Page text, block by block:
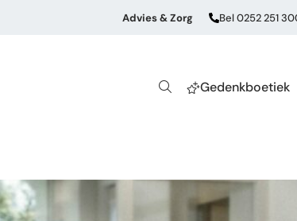
Advies & Zorg Bel 0252 251
Gedenkboetiek